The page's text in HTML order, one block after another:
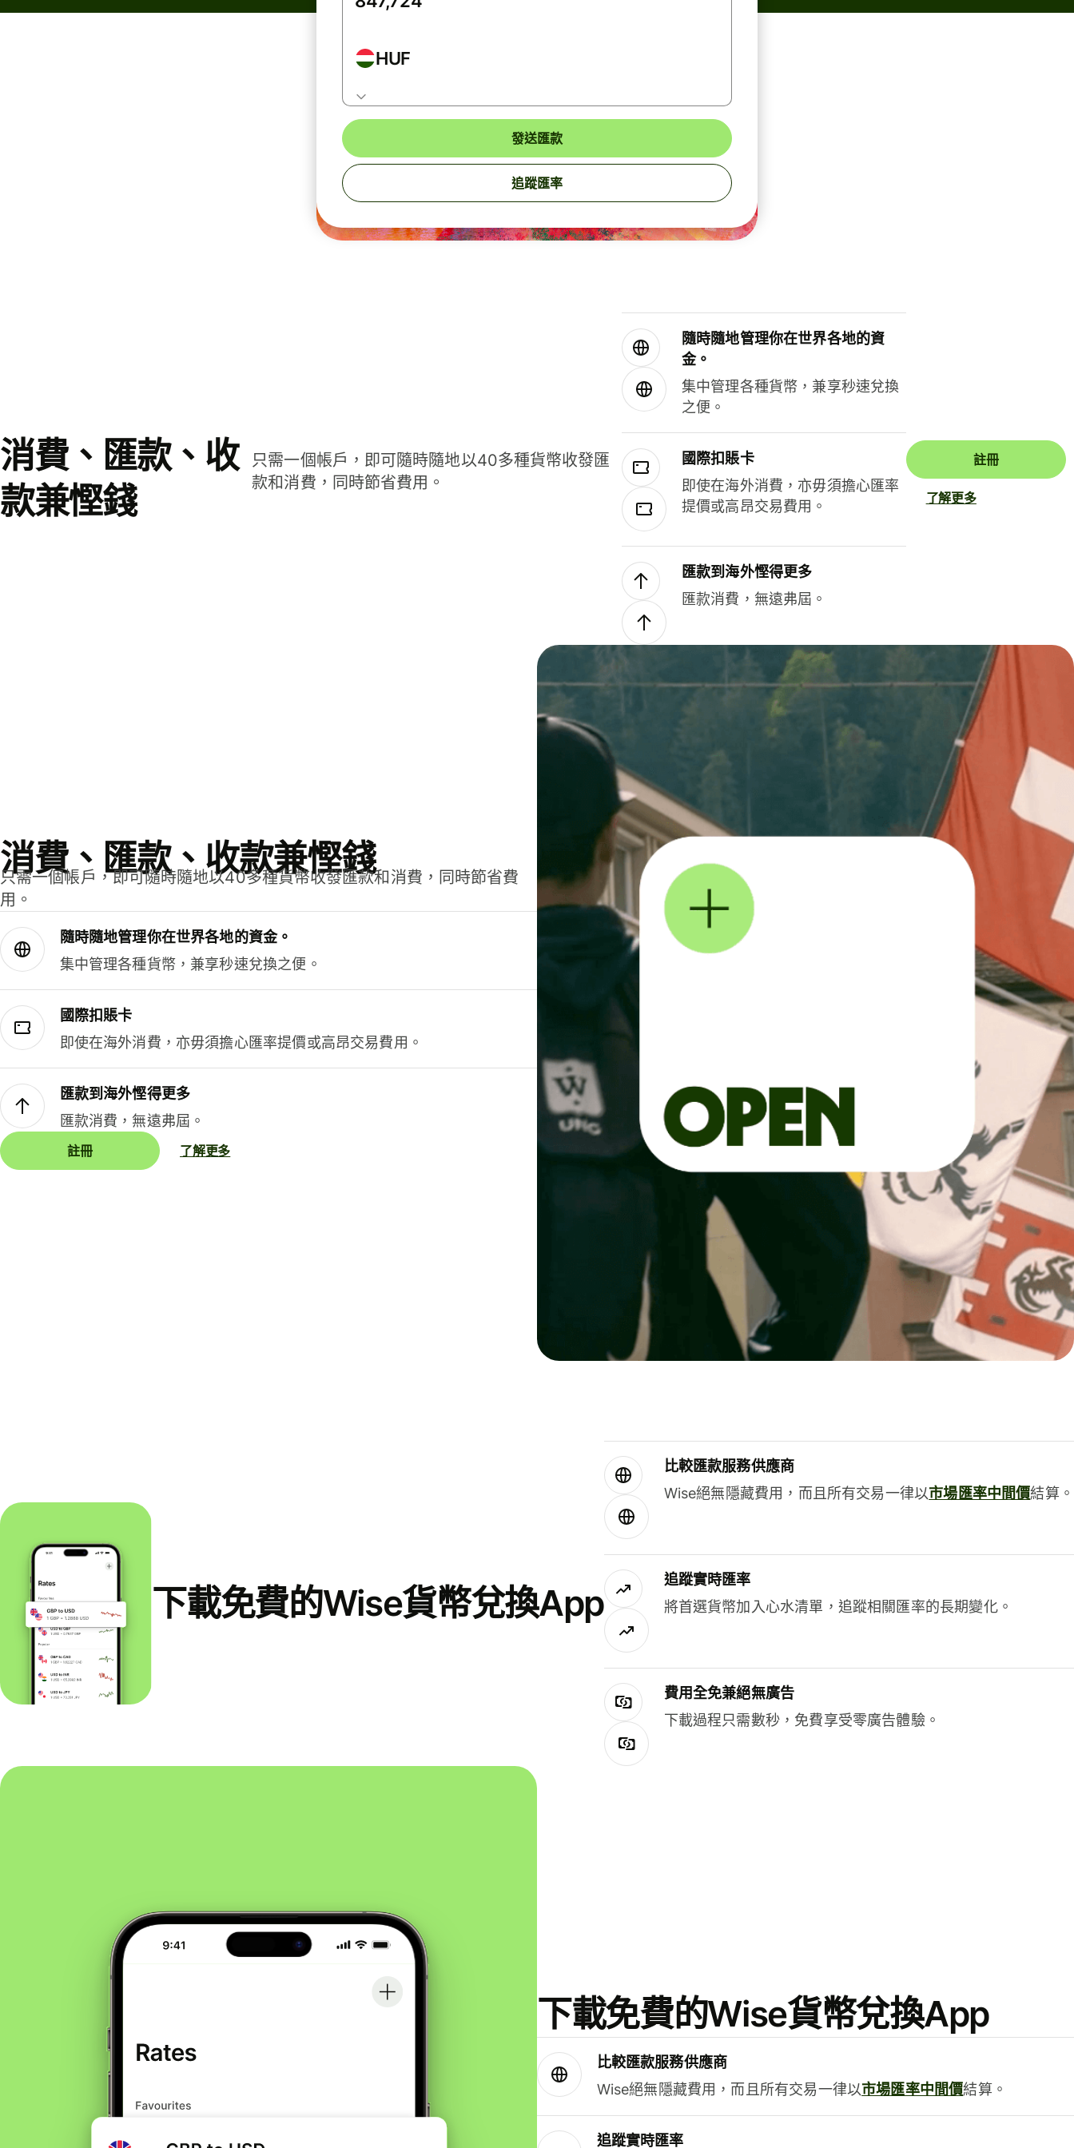
HUF
發送匯款
追蹤匯率
消費、匯款、收
款兼慳錢
只需一個帳戶，即可隨時隨地以40多種貨幣收發匯
款和消費，同時節省費用。
隨時隨地管理你在世界各地的資
金。
集中管理各種貨幣，兼享秒速兌換
之便。
國際扣賬卡
即使在海外消費，亦毋須擔心匯率
提價或高昂交易費用。
匯款到海外慳得更多
匯款消費，無遠弗屆。
註冊
了解更多
消費、匯款、收款兼慳錢
只需一個帳戶，即可隨時隨地以40多種貨幣收發匯款和消費，同時節省費
用。
隨時隨地管理你在世界各地的資金。
集中管理各種貨幣，兼享秒速兌換之便。
國際扣賬卡
即使在海外消費，亦毋須擔心匯率提價或高昂交易費用。
匯款到海外慳得更多
匯款消費，無遠弗屆。
註冊 了解更多
下載免費的Wise貨幣兌換App
比較匯款服務供應商
Wise絕無隱藏費用，而且所有交易一律以市場匯率中間價結算。
追蹤實時匯率
將首選貨幣加入心水清單，追蹤相關匯率的長期變化。
費用全免兼絕無廣告
下載過程只需數秒，免費享受零廣告體驗。
下載免費的Wise貨幣兌換App
比較匯款服務供應商
Wise絕無隱藏費用，而且所有交易一律以市場匯率中間價結算。
追蹤實時匯率